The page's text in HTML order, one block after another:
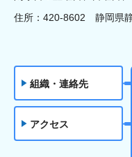
住所：420-8602 静岡県
組織・連絡先
アクセス